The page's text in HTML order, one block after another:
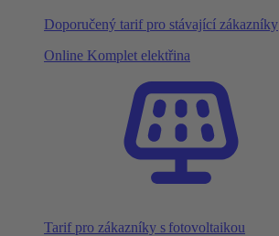
Doporučený tarif pro stávající zákazníky
Online Komplet elektřina
Tarif pro zákazníky s fotovoltaikou